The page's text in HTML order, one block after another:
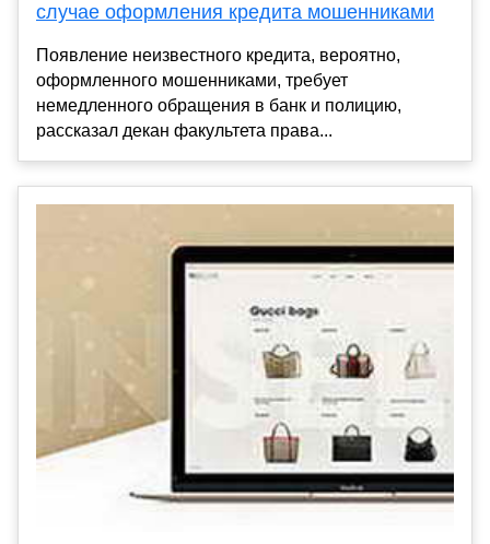
случае оформления кредита мошенниками
Появление неизвестного кредита, вероятно,
оформленного мошенниками, требует
немедленного обращения в банк и полицию,
рассказал декан факультета права...